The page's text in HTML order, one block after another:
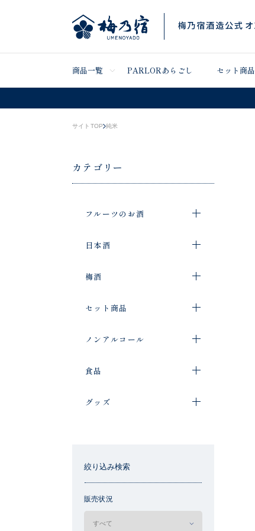
商品一覧 PARLORあらごし セット商品
サイトTOP 純米
カテゴリー
フルーツのお酒
日本酒
梅酒
セット商品
ノンアルコール
食品
グッズ
絞り込み検索
販売状況